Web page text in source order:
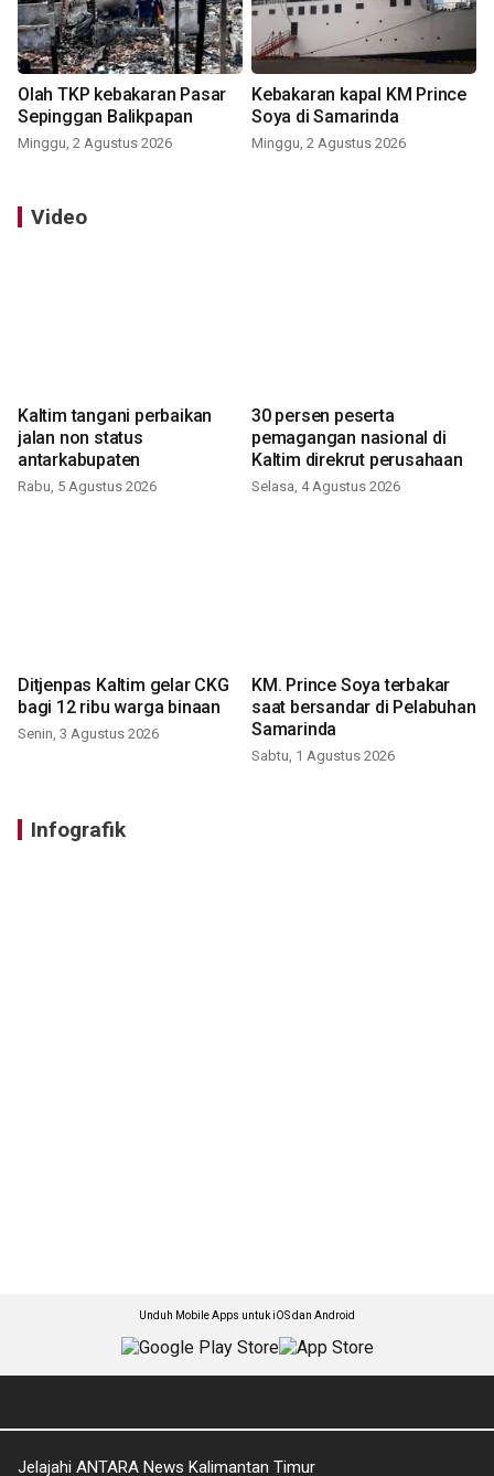
Olah TKP kebakaran Pasar
Sepinggan Balikpapan
Minggu, 2 Agustus 2026
Kebakaran kapal KM Prince
Soya di Samarinda
Minggu, 2 Agustus 2026
Video
Kaltim tangani perbaikan
jalan non status
antarkabupaten
Rabu, 5 Agustus 2026
30 persen peserta
pemagangan nasional di
Kaltim direkrut perusahaan
Selasa, 4 Agustus 2026
Ditjenpas Kaltim gelar CKG
bagi 12 ribu warga binaan
Senin, 3 Agustus 2026
KM. Prince Soya terbakar
saat bersandar di Pelabuhan
Samarinda
Sabtu, 1 Agustus 2026
Infografik
Unduh Mobile Apps untuk iOS dan Android
Jelajahi ANTARA News Kalimantan Timur